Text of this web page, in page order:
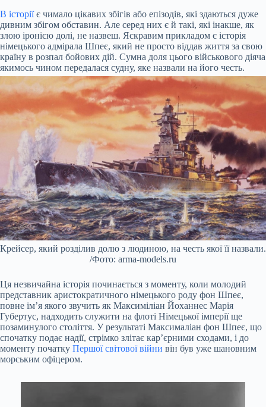
В історіїє чимало цікавих збігів або епізодів, які здаються дуже
дивним збігом обставин. Але серед них є й такі, які інакше, як
злою іронією долі, не назвеш. Яскравим прикладом є історія
німецького адмірала Шпеє, який не просто віддав життя за свою
країну в розпал бойових дій. Сумна доля цього військового діяча
якимось чином передалася судну, яке назвали на його честь.
Крейсер, який розділив долю з людиною, на честь якої її назвали.
/Фото: arma-models.ru
Ця незвичайна історія починається з моменту, коли молодий
представник аристократичного німецького роду фон Шпеє,
повне ім’я якого звучить як Максиміліан Йоханнес Марія
Губертус, надходить служити на флоті Німецької імперії ще
позаминулого століття. У результаті Максималіан фон Шпеє, що
спочатку подає надії, стрімко злітає кар’єрними сходами, і до
моменту початку Першої світової війни він був уже шановним
морським офіцером.